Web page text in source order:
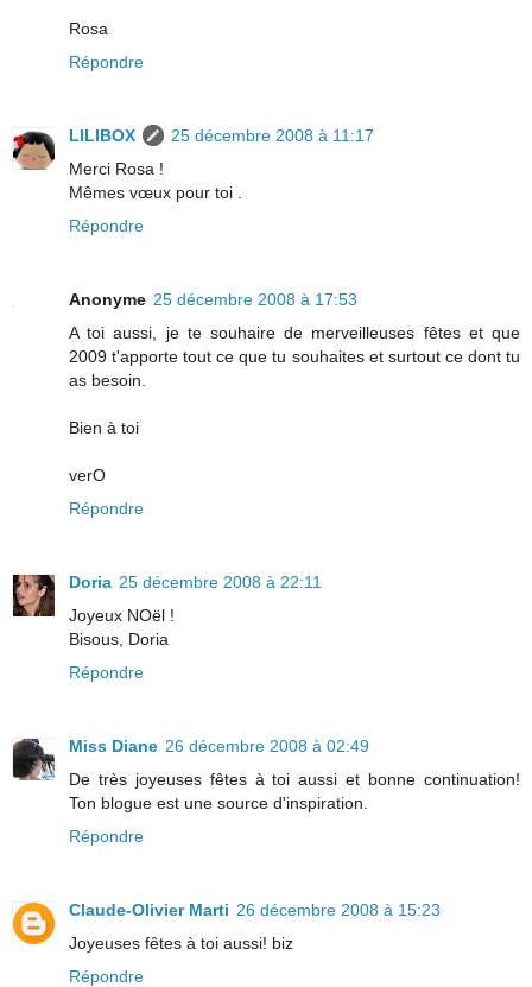
Rosa
Répondre
LILIBOX
25 décembre 2008 à 11:17
Merci Rosa !
Mêmes vœux pour toi .
Répondre
Anonyme 25 décembre 2008 à 17:53
A toi aussi, je te souhaire de merveilleuses fêtes et que
2009 t'apporte tout ce que tu souhaites et surtout ce dont tu
as besoin.
Bien à toi
verO
Répondre
Doria 25 décembre 2008 à 22:11
Joyeux NOël !
Bisous, Doria
Répondre
Miss Diane 26 décembre 2008 à 02:49
De très joyeuses fêtes à toi aussi et bonne continuation!
Ton blogue est une source d'inspiration.
Répondre
Claude-Olivier Marti 26 décembre 2008 à 15:23
Joyeuses fêtes à toi aussi! biz
Répondre